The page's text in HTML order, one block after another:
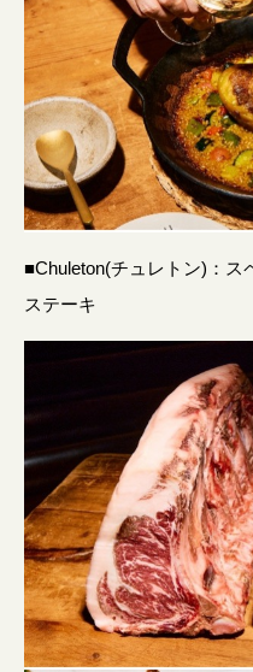
■Chuleton(チュレトン)：ス
ステーキ